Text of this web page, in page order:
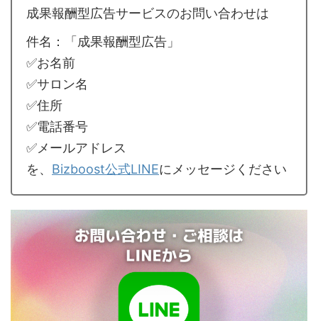
成果報酬型広告サービスのお問い合わせは
件名：「成果報酬型広告」
✅お名前
✅サロン名
✅住所
✅電話番号
✅メールアドレス
を、 Bizboost公式LINEにメッセージください